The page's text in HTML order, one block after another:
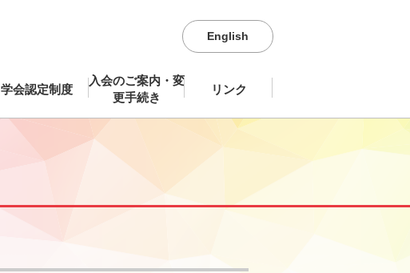
English
学会認定制度
入会のご案内・変
更手続き
リンク